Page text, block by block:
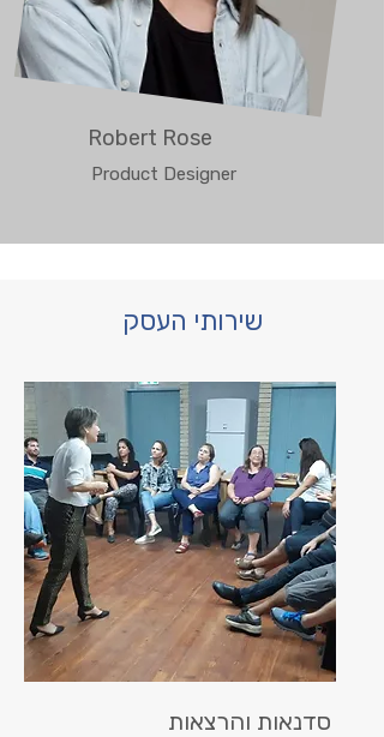
Robert Rose
Product Designer
שירותי העסק
סדנאות והרצאות